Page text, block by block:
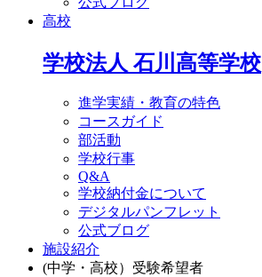
高校
学校法人 石川高等学校
進学実績・教育の特色
コースガイド
部活動
学校行事
Q&A
学校納付金について
デジタルパンフレット
公式ブログ
施設紹介
(中学・高校）受験希望者